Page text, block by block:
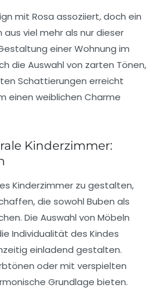
mit Rosa assoziiert, doch ein
viel mehr als nur dieser
einer Wohnung im
die Auswahl von zarten Tönen,
Schattierungen erreicht
einen weiblichen Charme
Kinderzimmer:
Kinderzimmer zu gestalten,
die sowohl Buben als
Die Auswahl von Möbeln
Individualität des Kindes
einladend gestalten.
oder mit verspielten
Grundlage bieten.